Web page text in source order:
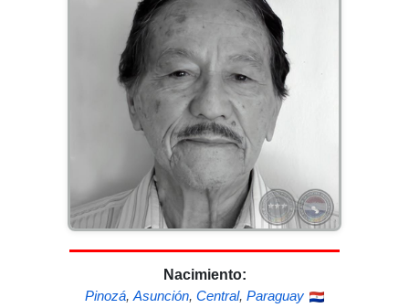
Nacimiento:
Pinozá, Asunción, Central, Paraguay